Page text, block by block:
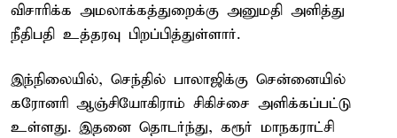
விசாரிக்க அமலாக்கத்துறைக்கு அனுமதி அளித்து
நீதிபதி உத்தரவு பிறப்பித்துள்ளார்.
இந்நிலையில், செந்தில் பாலாஜிக்கு சென்னையில்
கரோனரி ஆஞ்சியோகிராம் சிகிச்சை அளிக்கப்பட்டு
உள்ளது. இதனை தொடர்ந்து, கரூர் மாநகராட்சி